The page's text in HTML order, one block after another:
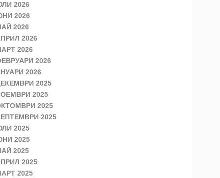
2026
2026
2026
2026
2026
2026
2026
2025
2025
2025
2025
2025
2025
2025
2025
2025